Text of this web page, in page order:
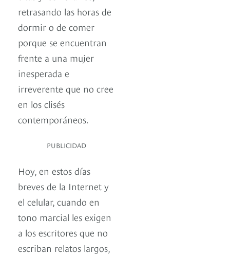
retrasando las horas de
dormir o de comer
porque se encuentran
frente a una mujer
inesperada e
irreverente que no cree
en los clisés
contemporáneos.
PUBLICIDAD
Hoy, en estos días
breves de la Internet y
el celular, cuando en
tono marcial les exigen
a los escritores que no
escriban relatos largos,